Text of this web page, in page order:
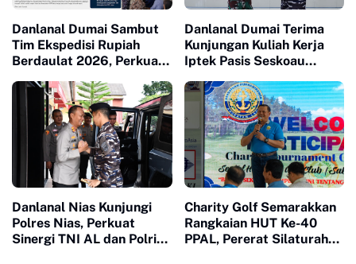
Danlanal Dumai Sambut
Tim Ekspedisi Rupiah
Berdaulat 2026, Perkuat
Pulau Terluar Riau
Danlanal Dumai Terima
Kunjungan Kuliah Kerja
Iptek Pasis Seskoau
Danlanal Nias Kunjungi
Polres Nias, Perkuat
Sinergi TNI AL dan Polri
Charity Golf Semarakkan
Rangkaian HUT Ke-40
PPAL, Pererat Silaturahmi